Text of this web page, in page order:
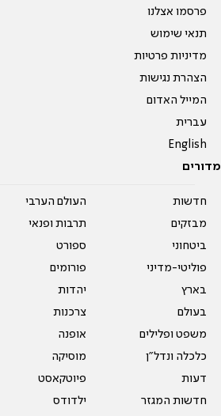
פרסמו אצלנו
תנאי שימוש
מדיניות פרטיות
הצהרת נגישות
המייל האדום
עברית
English
מדורים
חדשות
מבזקים
ביטחוני
פוליטי-מדיני
בארץ
בעולם
משפט ופלילים
כלכלה ונדל"ן
דעות
חדשות המגזר
העולם הערבי
תרבות ופנאי
ספורט
פורומים
יהדות
צרכנות
אופנה
מוסיקה
פיוטקאסט
ילדודס